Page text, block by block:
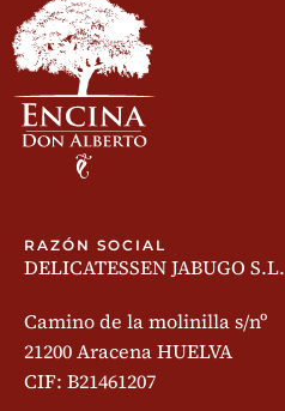
RAZÓN SOCIAL
DELICATESSEN JABUGO S.L.
Camino de la molinilla s/nº
21200 Aracena HUELVA
CIF: B21461207